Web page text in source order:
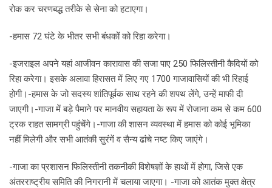
रोक कर चरणबद्ध तरीके से सेना को हटाएगा।
-हमास 72 घंटे के भीतर सभी बंधकों को रिहा करेगा।
-इजराइल अपने यहां आजीवन कारावास की सजा पाए 250 फिलिस्तीनी कैदियों को
रिहा करेगा। इसके अलावा हिरासत में लिए गए 1700 गाजावासियों की भी रिहाई
होगी।-हमास के जो सदस्य शांतिपूर्वक साथ रहने की शपथ लेंगे, उन्हें माफी दी
जाएगी।-गाजा में बड़े पैमाने पर मानवीय सहायता के रूप में रोजाना कम से कम 600
ट्रक राहत सामग्री पहुंचेंगे।-गाजा की शासन व्यवस्था में हमास को कोई भूमिका
नहीं मिलेगी और सभी आतंकी सुरंगें व सैन्य ढांचे नष्ट किए जाएंगे।
-गाजा का प्रशासन फिलिस्तीनी तकनीकी विशेषज्ञों के हाथों में होगा, जिसे एक
अंतरराष्ट्रीय समिति की निगरानी में चलाया जाएगा। -गाजा को आतंक मुक्त क्षेत्र